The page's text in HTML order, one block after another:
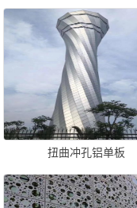
扭曲冲孔铝单板